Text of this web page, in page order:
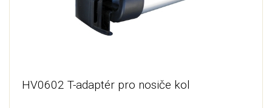
HV0602 T-adaptér pro nosiče kol